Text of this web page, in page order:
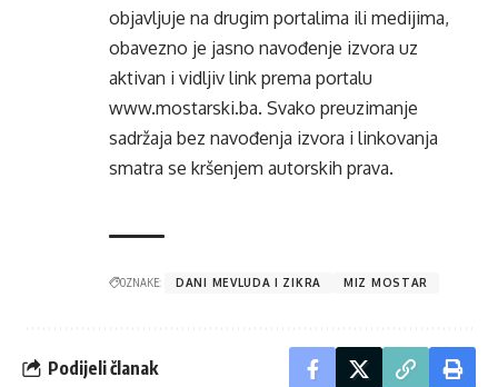
objavljuje na drugim portalima ili medijima,
obavezno je jasno navođenje izvora uz
aktivan i vidljiv link prema portalu
www.mostarski.ba. Svako preuzimanje
sadržaja bez navođenja izvora i linkovanja
smatra se kršenjem autorskih prava.
OZNAKE: DANI MEVLUDA I ZIKRA MIZ MOSTAR
Podijeli članak